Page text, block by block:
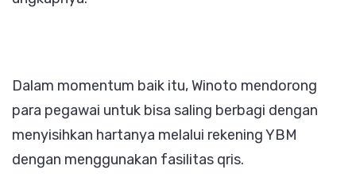
Dalam momentum baik itu, Winoto mendorong
para pegawai untuk bisa saling berbagi dengan
menyisihkan hartanya melalui rekening YBM
dengan menggunakan fasilitas qris.